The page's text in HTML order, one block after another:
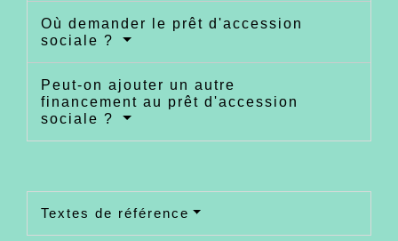
Où demander le prêt d'accession
sociale ?
Peut-on ajouter un autre
financement au prêt d'accession
sociale ?
Textes de référence